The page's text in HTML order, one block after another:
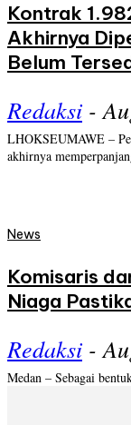
Kontrak
Akhirnya
Belum
Redaksi -
LHOKSEUMAWE –
akhirnya
News
Komisaris
Niaga
Redaksi -
Medan – Sebagai